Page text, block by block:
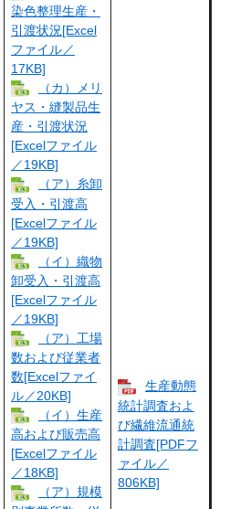
染色整理生産・
引渡状況[Excel
ファイル／
17KB]
（カ）メリ
ヤス・縫製品生
産・引渡状況
[Excelファイル
／19KB]
（ア）糸卸
受入・引渡高
[Excelファイル
／19KB]
（イ）織物
卸受入・引渡高
[Excelファイル
／19KB]
（ア）工場
数および従業者
数[Excelファイ
ル／20KB]
（イ）生産
高および販売高
[Excelファイル
／18KB]
（ア）規模
生産動態
統計調査およ
び繊維流通統
計調査[PDFフ
ァイル／
806KB]